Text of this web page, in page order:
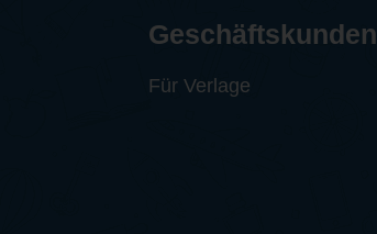
Geschäftskunden
Für Verlage